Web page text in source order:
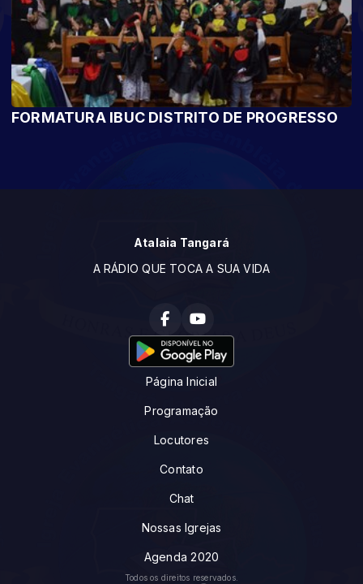
FORMATURA IBUC DISTRITO DE PROGRESSO
Atalaia Tangará
A RÁDIO QUE TOCA A SUA VIDA
Página Inicial
Programação
Locutores
Contato
Chat
Nossas Igrejas
Agenda 2020
Todos os direitos reservados.